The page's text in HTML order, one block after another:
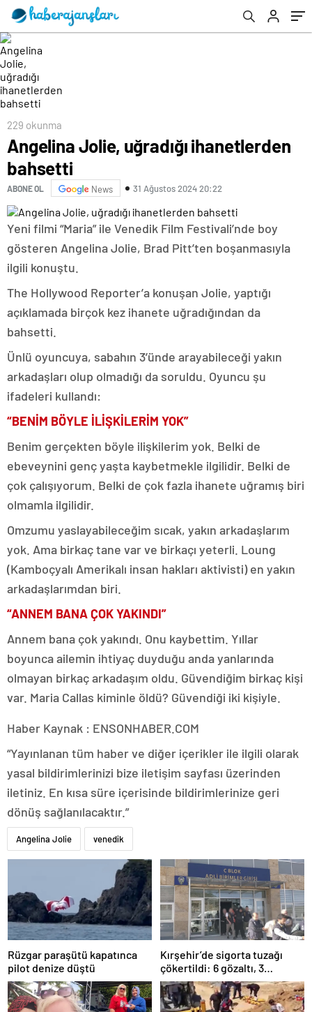
229 okunma
Angelina Jolie, uğradığı ihanetlerden
bahsetti
ABONE OL News 31 Ağustos 2024 20:22
Yeni filmi “Maria” ile Venedik Film Festivali’nde boy
gösteren Angelina Jolie, Brad Pitt’ten boşanmasıyla
ilgili konuştu.
The Hollywood Reporter’a konuşan Jolie, yaptığı
açıklamada birçok kez ihanete uğradığından da
bahsetti.
Ünlü oyuncuya, sabahın 3’ünde arayabileceği yakın
arkadaşları olup olmadığı da soruldu. Oyuncu şu
ifadeleri kullandı:
“BENİM BÖYLE İLİŞKİLERİM YOK”
Benim gerçekten böyle ilişkilerim yok. Belki de
ebeveynini genç yaşta kaybetmekle ilgilidir. Belki de
çok çalışıyorum. Belki de çok fazla ihanete uğramış biri
olmamla ilgilidir.
Omzumu yaslayabileceğim sıcak, yakın arkadaşlarım
yok. Ama birkaç tane var ve birkaçı yeterli. Loung
(Kamboçyalı Amerikalı insan hakları aktivisti) en yakın
arkadaşlarımdan biri.
“ANNEM BANA ÇOK YAKINDI”
Annem bana çok yakındı. Onu kaybettim. Yıllar
boyunca ailemin ihtiyaç duyduğu anda yanlarında
olmayan birkaç arkadaşım oldu. Güvendiğim birkaç kişi
var. Maria Callas kiminle öldü? Güvendiği iki kişiyle.
Haber Kaynak : ENSONHABER.COM
“Yayınlanan tüm haber ve diğer içerikler ile ilgili olarak
yasal bildirimlerinizi bize iletişim sayfası üzerinden
iletiniz. En kısa süre içerisinde bildirimlerinize geri
dönüş sağlanılacaktır.”
Angelina Jolie venedik
Rüzgar paraşütü kapatınca
pilot denize düştü
Kırşehir’de sigorta tuzağı
çökertildi: 6 gözaltı, 3
tutuklama